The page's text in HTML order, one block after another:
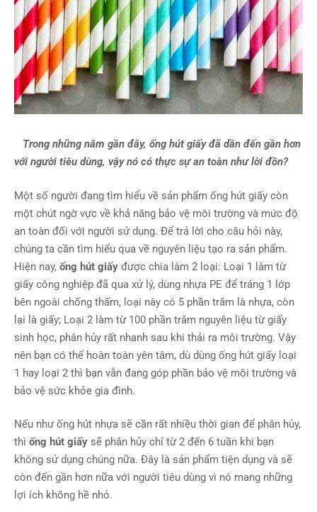
Trong những năm gần đây, ống hút giấy đã dần đến gần hơn
với người tiêu dùng, vậy nó có thực sự an toàn như lời đồn?
Một số người đang tìm hiểu về sản phẩm ống hút giấy còn
một chút ngờ vực về khả năng bảo vệ môi trường và mức độ
an toàn đối với người sử dụng. Để trả lời cho câu hỏi này,
chúng ta cần tìm hiểu qua về nguyên liệu tạo ra sản phẩm.
Hiện nay, ống hút giấy được chia làm 2 loại: Loại 1 làm từ
giấy công nghiệp đã qua xử lý, dùng nhựa PE để tráng 1 lớp
bên ngoài chống thấm, loại này có 5 phần trăm là nhựa, còn
lại là giấy; Loại 2 làm từ 100 phần trăm nguyên liệu từ giấy
sinh học, phân hủy rất nhanh sau khi thải ra môi trường. Vậy
nên bạn có thể hoàn toàn yên tâm, dù dùng ống hút giấy loại
1 hay loại 2 thì bạn vẫn đang góp phần bảo vệ môi trường và
bảo vệ sức khỏe gia đình.
Nếu như ống hút nhựa sẽ cần rất nhiều thời gian để phân hủy,
thì ống hút giấy sẽ phân hủy chỉ từ 2 đến 6 tuần khi bạn
không sử dụng chúng nữa. Đây là sản phẩm tiện dụng và sẽ
còn đến gần hơn nữa với người tiêu dùng vì nó mang những
lợi ích không hề nhỏ.